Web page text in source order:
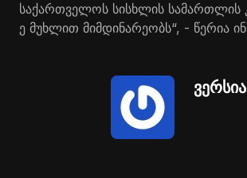
საქართველოს სისხლის სამართლის
ე მუხლით მიმდინარეობს“, - წერია
ვერსია